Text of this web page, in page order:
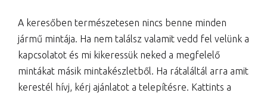
A keresőben természetesen nincs benne minden
jármű mintája. Ha nem találsz valamit vedd fel velünk a
kapcsolatot és mi kikeressük neked a megfelelő
mintákat másik mintakészletből. Ha rátaláltál arra amit
kerestél hívj, kérj ajánlatot a telepítésre. Kattints a